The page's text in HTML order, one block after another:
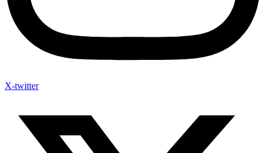
X-twitter